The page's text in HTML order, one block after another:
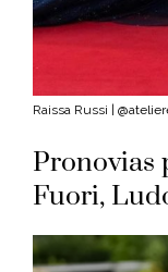
Raissa Russi |
Pronovias
Fuori,